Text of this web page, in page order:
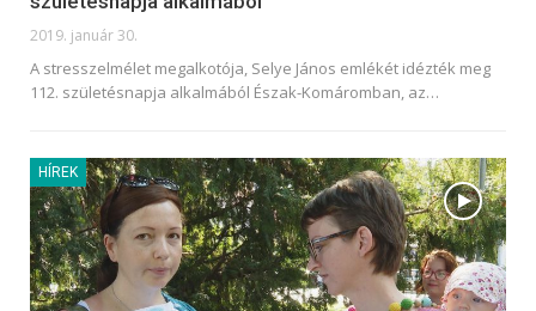
2019. január 30.
A stresszelmélet megalkotója, Selye János emlékét idézték meg
112. születésnapja alkalmából Észak-Komáromban, az…
HÍREK